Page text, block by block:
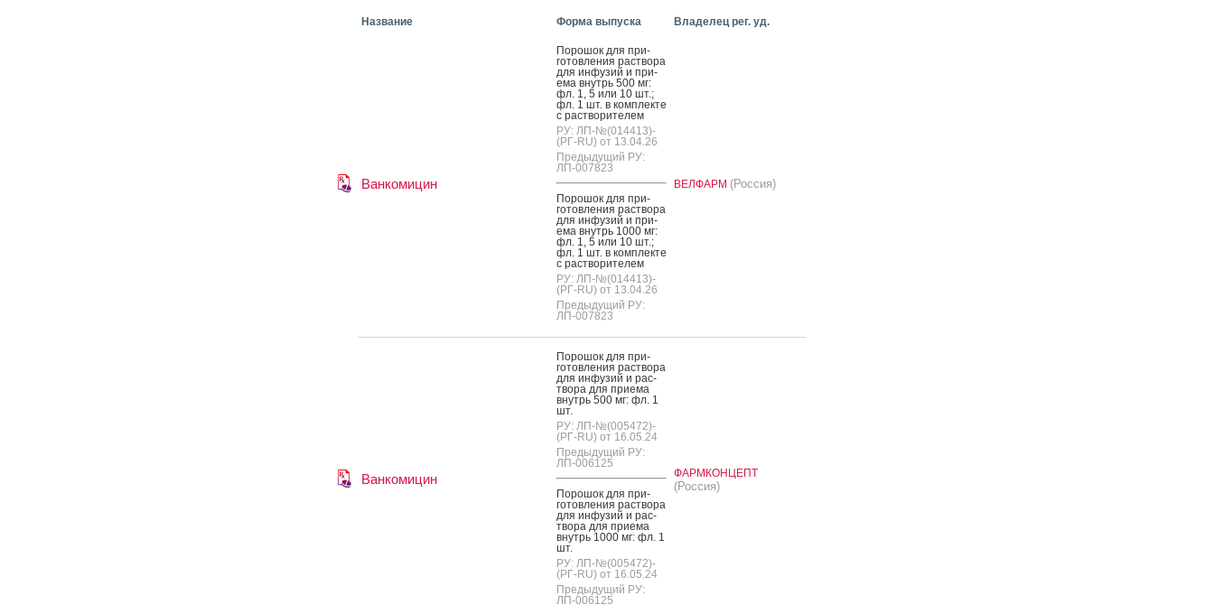
Название Форма выпуска Владелец рег. уд.
Ванкомицин
По­рошок для при­
готов­ле­ния рас­тво­ра
для ин­фу­зий и при­
ема внутрь 500 мг:
фл. 1, 5 или 10 шт.;
фл. 1 шт. в ком­плек­те
с рас­тво­рите­лем
РУ: ЛП-№(014413)-
(РГ-RU) от 13.04.26
Предыдущий РУ:
ЛП-007823
По­рошок для при­
готов­ле­ния рас­тво­ра
для ин­фу­зий и при­
ема внутрь 1000 мг:
фл. 1, 5 или 10 шт.;
фл. 1 шт. в ком­плек­те
с рас­тво­рите­лем
РУ: ЛП-№(014413)-
(РГ-RU) от 13.04.26
Предыдущий РУ:
ЛП-007823
ВЕЛФАРМ (Россия)
Ванкомицин
По­рошок для при­
готов­ле­ния рас­тво­ра
для ин­фу­зий и рас­
тво­ра для при­ема
внутрь 500 мг: фл. 1
шт.
РУ: ЛП-№(005472)-
(РГ-RU) от 16.05.24
Предыдущий РУ:
ЛП-006125
По­рошок для при­
готов­ле­ния рас­тво­ра
для ин­фу­зий и рас­
тво­ра для при­ема
внутрь 1000 мг: фл. 1
шт.
РУ: ЛП-№(005472)-
(РГ-RU) от 16.05.24
Предыдущий РУ:
ЛП-006125
ФАРМКОНЦЕПТ
(Россия)